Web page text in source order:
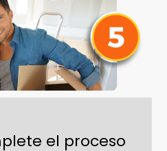
el proceso